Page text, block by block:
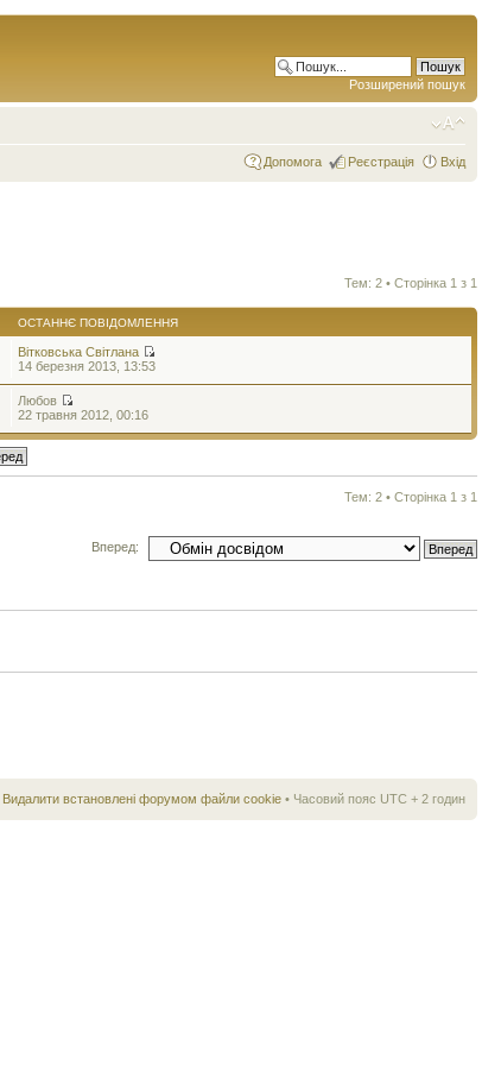
Розширений пошук
Допомога Реєстрація Вхід
Тем: 2 • Сторінка 1 з 1
ОСТАННЄ ПОВІДОМЛЕННЯ
Вітковська Світлана
14 березня 2013, 13:53
Любов
22 травня 2012, 00:16
Тем: 2 • Сторінка 1 з 1
Вперед:
Видалити встановлені форумом файли cookie • Часовий пояс UTC + 2 годин